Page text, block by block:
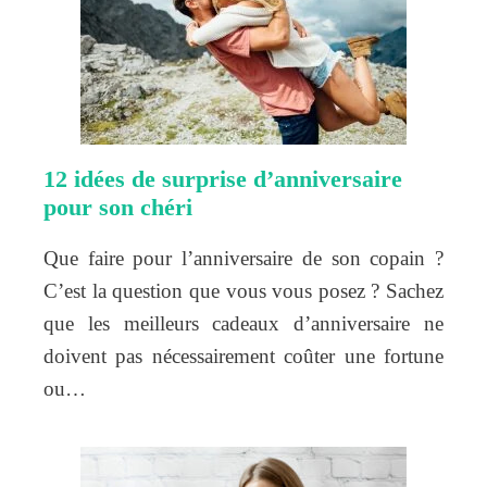
12 idées de surprise d’anniversaire
pour son chéri
Que faire pour l’anniversaire de son copain ?
C’est la question que vous vous posez ? Sachez
que les meilleurs cadeaux d’anniversaire ne
doivent pas nécessairement coûter une fortune
ou…